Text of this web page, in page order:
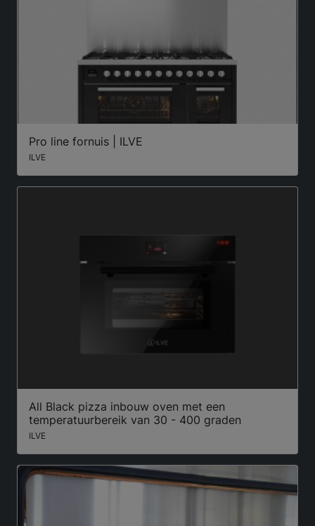
Pro line fornuis | ILVE
ILVE
All Black pizza inbouw oven met een
temperatuurbereik van 30 - 400 graden
ILVE